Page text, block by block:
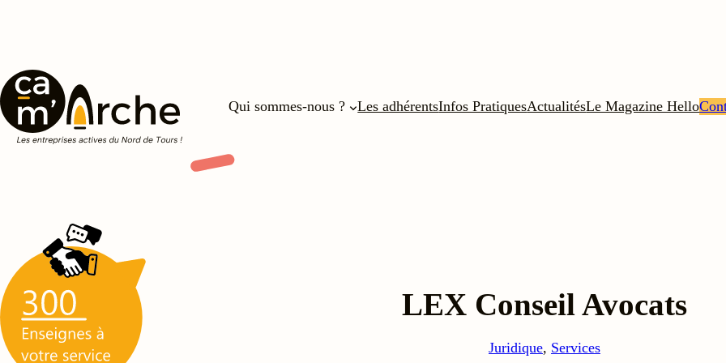
Qui sommes-nous ? Les adhérentsInfos PratiquesActualitésLe Magazine Hello
LEX Conseil Avocats
Juridique, Services